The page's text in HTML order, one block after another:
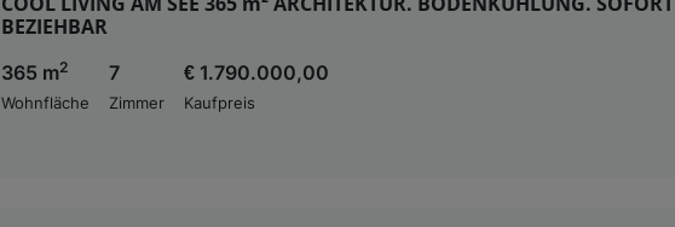
BEZIEHBAR
365 m2
Wohnfläche
7
Zimmer
€ 1.790.000,00
Kaufpreis